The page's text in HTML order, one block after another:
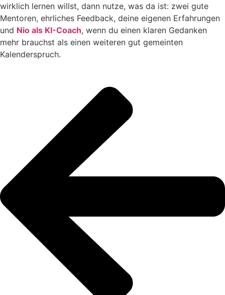
wirklich lernen willst, dann nutze, was da ist: zwei gute
Mentoren, ehrliches Feedback, deine eigenen Erfahrungen
und Nio als KI-Coach, wenn du einen klaren Gedanken
mehr brauchst als einen weiteren gut gemeinten
Kalenderspruch.